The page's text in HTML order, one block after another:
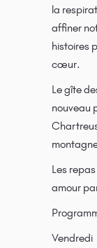
la
affiner
histoires
cœur.
Le gîte
nouveau
Les
amour
Vendredi